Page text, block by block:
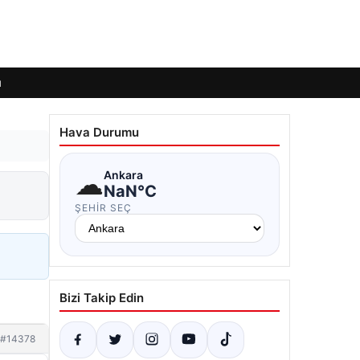
#14378
Hava Durumu
☁Ankara
NaN°C
ŞEHIR SEÇ
Bizi Takip Edin